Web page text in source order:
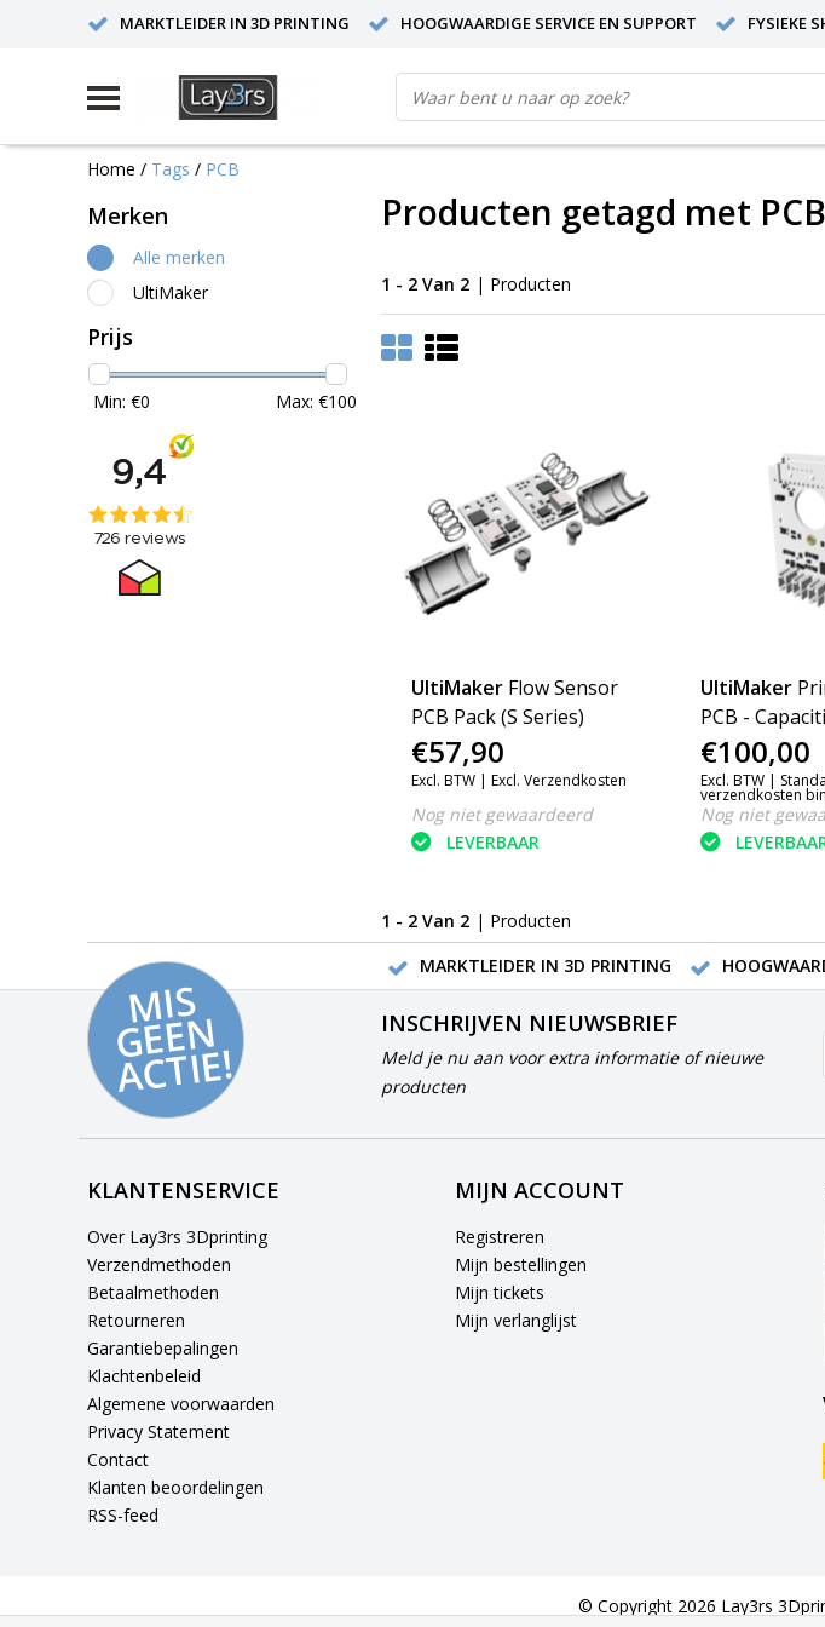
MARKTLEIDER IN 3D PRINTING HOOGWAARDIGE SERVICE EN SUPPORT FYSIEKE
Home / Tags / PCB
Merken
Alle merken
UltiMaker
Prijs
Min: €0 Max: €100
Producten getagd met PCB
1 - 2 Van 2 | Producten
UltiMaker Flow Sensor
PCB Pack (S Series)
€57,90
Excl. BTW | Excl. Verzendkosten
Nog niet gewaardeerd
LEVERBAAR
UltiMaker
PCB -
€100,00
Excl. BTW |
verzendkosten
Nog niet
1 - 2 Van 2 | Producten
MARKTLEIDER IN 3D PRINTING
MI
S
G
E
E
N
A
C
TI
E!
INSCHRIJVEN NIEUWSBRIEF
Meld je nu aan voor extra informatie of nieuwe
producten
KLANTENSERVICE
Over Lay3rs 3Dprinting
Verzendmethoden
Betaalmethoden
Retourneren
Garantiebepalingen
Klachtenbeleid
Algemene voorwaarden
Privacy Statement
Contact
Klanten beoordelingen
RSS-feed
MIJN ACCOUNT
Registreren
Mijn bestellingen
Mijn tickets
Mijn verlanglijst
© Copyright 2026 Lay3rs